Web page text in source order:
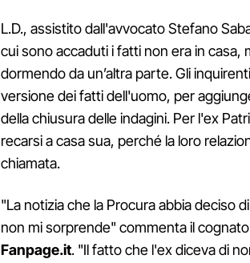
L.D., assistito dall'avvocato Stefano
cui sono accaduti i fatti non era in casa,
dormendo da un’altra parte. Gli
versione dei fatti dell'uomo, per
della chiusura delle indagini. Per l'ex
recarsi a casa sua, perché la loro
chiamata.
"La notizia che la Procura abbia deciso
non mi sorprende" commenta il cognato
Fanpage.it. "Il fatto che l'ex diceva di